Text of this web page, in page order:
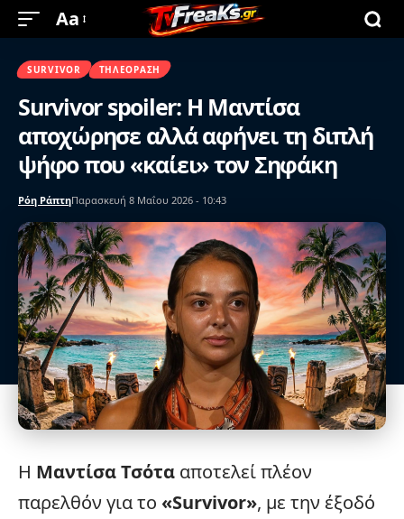
Aa
SURVIVOR ΤΗΛΕΌΡΑΣΗ
Survivor spoiler: Η Μαντίσα
αποχώρησε αλλά αφήνει τη διπλή
ψήφο που «καίει» τον Σηφάκη
Ρόη ΡάπτηΠαρασκευή 8 Μαΐου 2026 - 10:43
Η Μαντίσα Τσότα αποτελεί πλέον
παρελθόν για το «Survivor», με την έξοδό